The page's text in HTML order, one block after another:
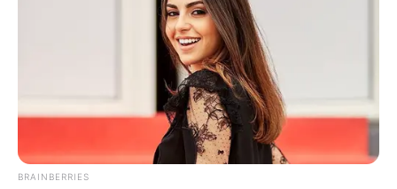
BRAINBERRIES